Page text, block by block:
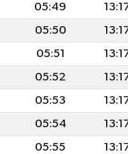
05:49
05:50
05:51
05:52
05:53
05:54
05:55